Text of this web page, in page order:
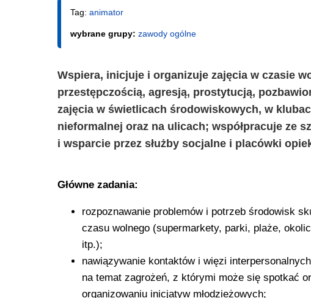
Tag: animator
wybrane grupy: zawody ogólne
Wspiera, inicjuje i organizuje zajęcia w czasie
przestępczością, agresją, prostytucją,
zajęcia w świetlicach środowiskowych, w
nieformalnej oraz na ulicach; współpracuje ze
i wsparcie przez służby socjalne i placówki
Główne zadania:
rozpoznawanie problemów i potrzeb środowisk
czasu wolnego (supermarkety, parki, plaże,
itp.);
nawiązywanie kontaktów i więzi
na temat zagrożeń, z którymi może się spotkać
organizowaniu inicjatyw młodzieżowych;